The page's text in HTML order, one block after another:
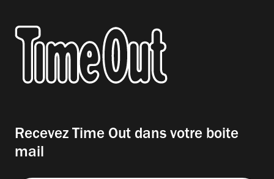
Recevez Time Out dans votre boite
mail